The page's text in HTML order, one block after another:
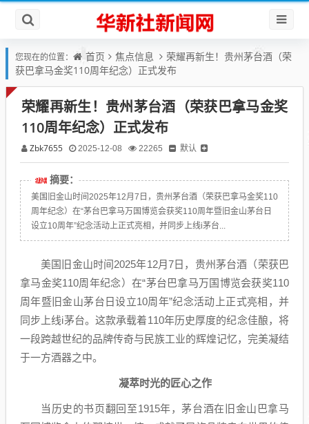
您现在的位置： 首页 焦点信息
荣耀再新生！贵州茅台酒（荣
获巴拿马金奖110周年纪念）正式发布
荣耀再新生！贵州茅台酒（荣获巴拿马金奖
110周年纪念）正式发布
Zbk7655 2025-12-08 22265 默认
摘要：
美国旧金山时间2025年12月7日，贵州茅台酒（荣获巴拿马金奖110
周年纪念）在“茅台巴拿马万国博览会获奖110周年暨旧金山茅台日
设立10周年”纪念活动上正式亮相，并同步上线i茅台...
美国旧金山时间2025年12月7日，贵州茅台酒（荣获巴
拿马金奖110周年纪念）在“茅台巴拿马万国博览会获奖110
周年暨旧金山茅台日设立10周年”纪念活动上正式亮相，并
同步上线i茅台。这款承载着110年历史厚度的纪念佳酿，将
一段跨越世纪的品牌传奇与民族工业的辉煌记忆，完美凝结
于一方酒器之中。
凝萃时光的匠心之作
当历史的书页翻回至1915年，茅台酒在旧金山巴拿马